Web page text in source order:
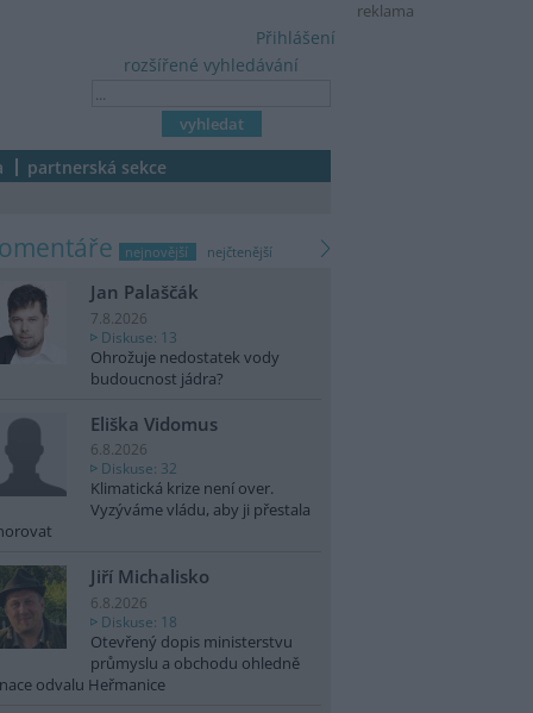
reklama
rozšířené vyhledávání
Přihlášení
partnerská sekce
nejnovější nejčtenější
Jan Palaščák
7.8.2026
Diskuse: 13
Ohrožuje nedostatek vody
budoucnost jádra?
Eliška Vidomus
6.8.2026
Diskuse: 32
Klimatická krize není over.
Vyzýváme vládu, aby ji přestala
Jiří Michalisko
6.8.2026
Diskuse: 18
Otevřený dopis ministerstvu
průmyslu a obchodu ohledně
odvalu Heřmanice